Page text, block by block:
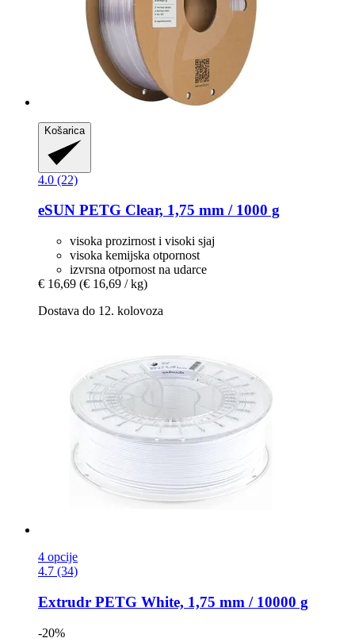
Košarica
4.0 (22)
eSUN PETG Clear, 1,75 mm / 1000 g
visoka prozirnost i visoki sjaj
visoka kemijska otpornost
izvrsna otpornost na udarce
€ 16,69 (€ 16,69 / kg)
Dostava do 12. kolovoza
4 opcije
4.7 (34)
Extrudr PETG White, 1,75 mm / 10000 g
-20%